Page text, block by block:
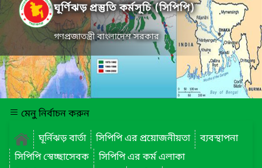
ঘূর্ণিঝড় প্রস্তুতি কর্মসূচি (সিপিপি)
গণপ্রজাতন্ত্রী বাংলাদেশ সরকার
মেনু নির্বাচন করুন
ঘূর্নিঝড় বার্তা
সিপিপি এর প্রয়োজনীয়তা
ব্যবস্থাপনা
সিপিপি স্বেচ্ছাসেবক
সিপিপি এর কর্ম এলাকা